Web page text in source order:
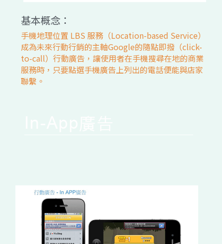
基本概念：
手機地理位置 LBS 服務（Location-based Service）
成為未來行動行銷的主軸Google的隨點即撥（click-
to-call）行動廣告，讓使用者在手機搜尋在地的商業
服務時，只要點選手機廣告上列出的電話便能與店家
聯繫。